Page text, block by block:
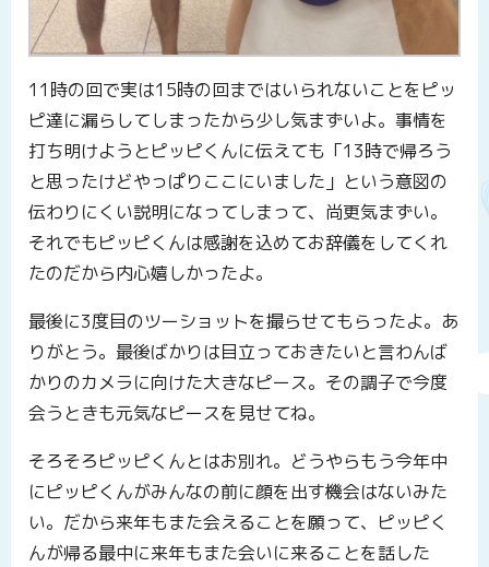
11時の回で実は15時の回まではいられないことをピッ
ピ達に漏らしてしまったから少し気まずいよ。事情を
打ち明けようとピッピくんに伝えても「13時で帰ろう
と思ったけどやっぱりここにいました」という意図の
伝わりにくい説明になってしまって、尚更気まずい。
それでもピッピくんは感謝を込めてお辞儀をしてくれ
たのだから内心嬉しかったよ。
最後に3度目のツーショットを撮らせてもらったよ。あ
りがとう。最後ばかりは目立っておきたいと言わんば
かりのカメラに向けた大きなピース。その調子で今度
会うときも元気なピースを見せてね。
そろそろピッピくんとはお別れ。どうやらもう今年中
にピッピくんがみんなの前に顔を出す機会はないみた
い。だから来年もまた会えることを願って、ピッピく
んが帰る最中に来年もまた会いに来ることを話した